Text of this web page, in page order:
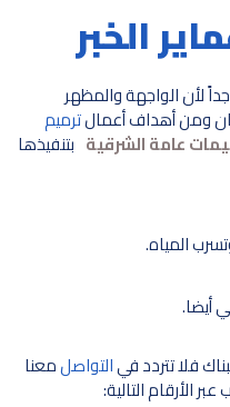
الخبر
لأن الواجهة والمظهر
ومن أهداف أعمالترميم
عامة الشرقية بتنفيذها
المياه.
أيضا.
فلا تتردد فيالتواصلمعنا
الأرقام التالية: